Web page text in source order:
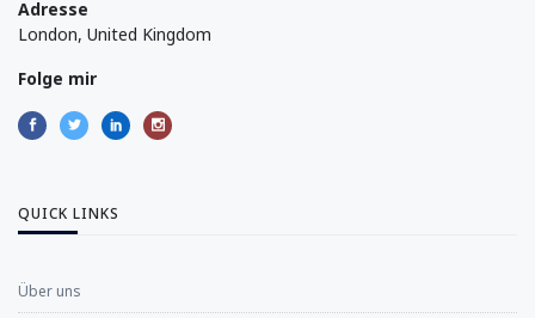
Adresse
London, United Kingdom
Folge mir
QUICK LINKS
Über uns